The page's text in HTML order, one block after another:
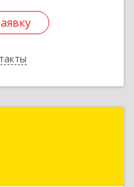
Екатеринбург г,